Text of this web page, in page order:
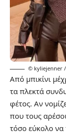
© kyliejenner
Από μπικίνι
τα πλεκτά
φέτος. Αν
που τους
τόσο εύκολο να